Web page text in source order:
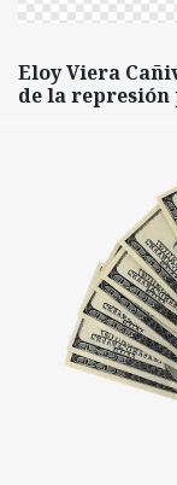
Eloy Viera
de la